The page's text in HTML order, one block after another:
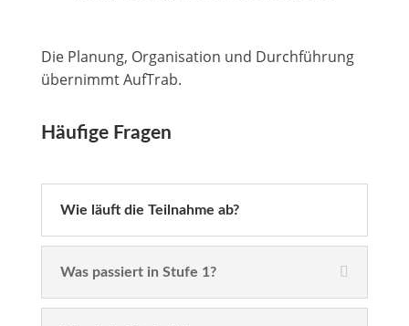
Die Planung, Organisation und Durchführung
übernimmt AufTrab.
Häufige Fragen
Wie läuft die Teilnahme ab?
Was passiert in Stufe 1?